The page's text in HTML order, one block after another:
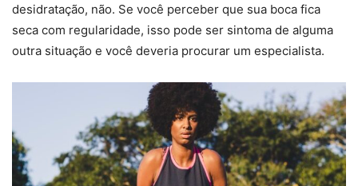
desidratação, não. Se você perceber que sua boca fica
seca com regularidade, isso pode ser sintoma de alguma
outra situação e você deveria procurar um especialista.